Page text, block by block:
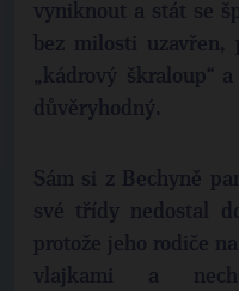
vyniknout a stát se
bez milosti uzavřen,
„kádrový škraloup“
důvěryhodný.
Sám si z Bechyně
své třídy nedostal
protože jeho rodiče
vlajkami a